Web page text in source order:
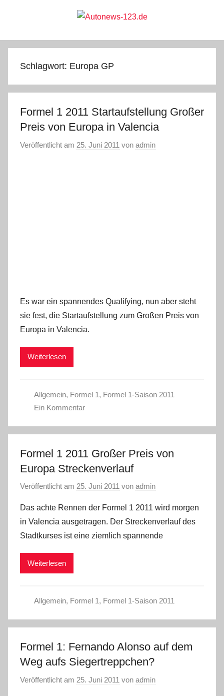
Autonews-
123.de
Schlagwort: Europa GP
Formel 1 2011 Startaufstellung Großer
Preis von Europa in Valencia
Veröffentlicht am 25. Juni 2011 von admin
Es war ein spannendes Qualifying, nun aber steht
sie fest, die Startaufstellung zum Großen Preis von
Europa in Valencia.
Weiterlesen
Allgemein, Formel 1, Formel 1-Saison 2011
Ein Kommentar
Formel 1 2011 Großer Preis von
Europa Streckenverlauf
Veröffentlicht am 25. Juni 2011 von admin
Das achte Rennen der Formel 1 2011 wird morgen
in Valencia ausgetragen. Der Streckenverlauf des
Stadtkurses ist eine ziemlich spannende
Weiterlesen
Allgemein, Formel 1, Formel 1-Saison 2011
Formel 1: Fernando Alonso auf dem
Weg aufs Siegertreppchen?
Veröffentlicht am 25. Juni 2011 von admin